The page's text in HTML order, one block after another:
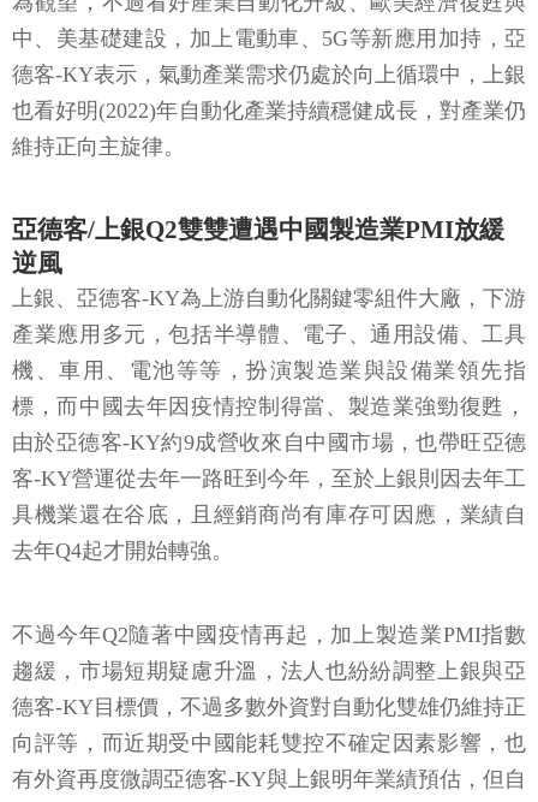
中、美基礎建設，加上電動車、5G等新應用加持，亞
德客-KY表示，氣動產業需求仍處於向上循環中，上銀
也看好明(2022)年自動化產業持續穩健成長，對產業仍
維持正向主旋律。
亞德客/上銀Q2雙雙遭遇中國製造業PMI放緩
逆風
上銀、亞德客-KY為上游自動化關鍵零組件大廠，下游
產業應用多元，包括半導體、電子、通用設備、工具
機、車用、電池等等，扮演製造業與設備業領先指
標，而中國去年因疫情控制得當、製造業強勁復甦，
由於亞德客-KY約9成營收來自中國市場，也帶旺亞德
客-KY營運從去年一路旺到今年，至於上銀則因去年工
具機業還在谷底，且經銷商尚有庫存可因應，業績自
去年Q4起才開始轉強。
不過今年Q2隨著中國疫情再起，加上製造業PMI指數
趨緩，市場短期疑慮升溫，法人也紛紛調整上銀與亞
德客-KY目標價，不過多數外資對自動化雙雄仍維持正
向評等，而近期受中國能耗雙控不確定因素影響，也
有外資再度微調亞德客-KY與上銀明年業績預估，但自